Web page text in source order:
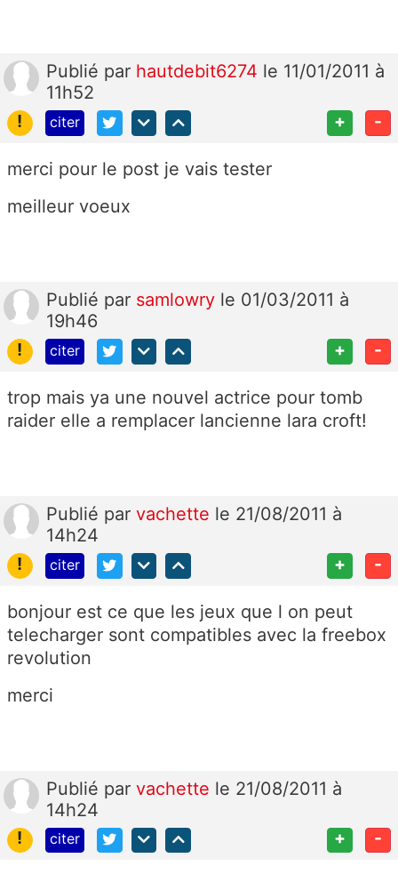
Publié par hautdebit6274 le 11/01/2011 à
11h52
!
citer + -
merci pour le post je vais tester
meilleur voeux
Publié par samlowry le 01/03/2011 à
19h46
!
citer + -
trop mais ya une nouvel actrice pour tomb
raider elle a remplacer lancienne lara croft!
Publié par vachette le 21/08/2011 à
14h24
!
citer + -
bonjour est ce que les jeux que l on peut
telecharger sont compatibles avec la freebox
revolution
merci
Publié par vachette le 21/08/2011 à
14h24
!
citer + -